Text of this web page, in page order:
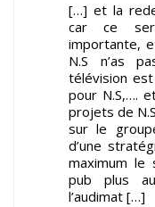
[…] et la
car ce
importante,
N.S n’as
télévision
pour N.S,….
projets de
sur le
d’une
maximum le
pub plus
l’audimat […]